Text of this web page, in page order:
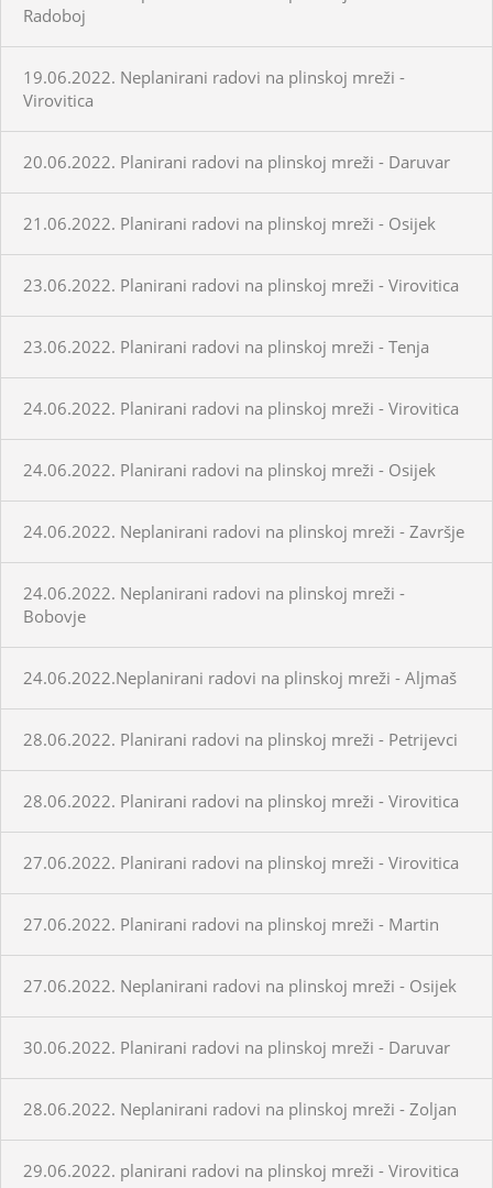
Radoboj
19.06.2022. Neplanirani radovi na plinskoj mreži -
Virovitica
20.06.2022. Planirani radovi na plinskoj mreži - Daruvar
21.06.2022. Planirani radovi na plinskoj mreži - Osijek
23.06.2022. Planirani radovi na plinskoj mreži - Virovitica
23.06.2022. Planirani radovi na plinskoj mreži - Tenja
24.06.2022. Planirani radovi na plinskoj mreži - Virovitica
24.06.2022. Planirani radovi na plinskoj mreži - Osijek
24.06.2022. Neplanirani radovi na plinskoj mreži - Završje
24.06.2022. Neplanirani radovi na plinskoj mreži -
Bobovje
24.06.2022.Neplanirani radovi na plinskoj mreži - Aljmaš
28.06.2022. Planirani radovi na plinskoj mreži - Petrijevci
28.06.2022. Planirani radovi na plinskoj mreži - Virovitica
27.06.2022. Planirani radovi na plinskoj mreži - Virovitica
27.06.2022. Planirani radovi na plinskoj mreži - Martin
27.06.2022. Neplanirani radovi na plinskoj mreži - Osijek
30.06.2022. Planirani radovi na plinskoj mreži - Daruvar
28.06.2022. Neplanirani radovi na plinskoj mreži - Zoljan
29.06.2022. planirani radovi na plinskoj mreži - Virovitica